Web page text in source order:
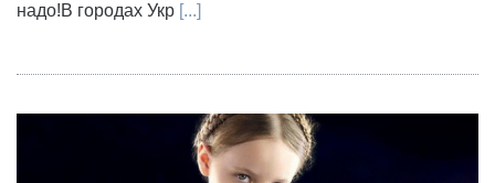
надо!В городах Укр [...]